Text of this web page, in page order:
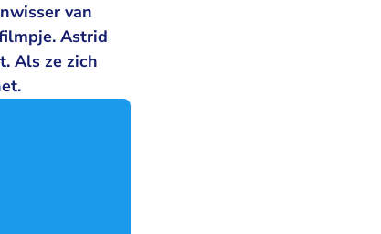
van
Astrid
Als ze zich